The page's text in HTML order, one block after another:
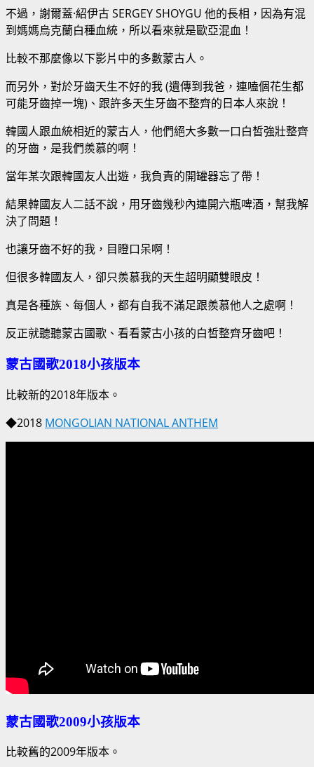
不過， 謝爾蓋·紹伊古 SERGEY SHOYGU 他的長相，因為有混
到媽媽烏克蘭白種血統，所以看來就是歐亞混血！
比較不那麼像以下影片中的多數蒙古人。
而另外，對於牙齒天生不好的我 (遺傳到我爸，連嗑個花生都
可能牙齒掉一塊)、跟許多天生牙齒不整齊的日本人來說！
韓國人跟血統相近的蒙古人，他們絕大多數一口白皙強壯整齊
的牙齒，是我們羨慕的啊！
當年某次跟韓國友人出遊，我負責的開罐器忘了帶！
結果韓國友人二話不說，用牙齒幾秒內連開六瓶啤酒，幫我解
決了問題！
也讓牙齒不好的我，目瞪口呆啊！
但很多韓國友人，卻只羨慕我的天生超明顯雙眼皮！
真是各種族、每個人，都有自我不滿足跟羨慕他人之處啊！
反正就聽聽蒙古國歌、看看蒙古小孩的白皙整齊牙齒吧！
蒙古國歌2018小孩版本
比較新的2018年版本。
◆2018 MONGOLIAN NATIONAL ANTHEM
蒙古國歌2009小孩版本
比較舊的2009年版本。